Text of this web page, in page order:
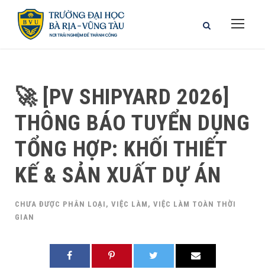
🚀 [PV SHIPYARD 2026]
THÔNG BÁO TUYỂN DỤNG
TỔNG HỢP: KHỐI THIẾT
KẾ & SẢN XUẤT DỰ ÁN
CHƯA ĐƯỢC PHÂN LOẠI , VIỆC LÀM , VIỆC LÀM TOÀN THỜI
GIAN